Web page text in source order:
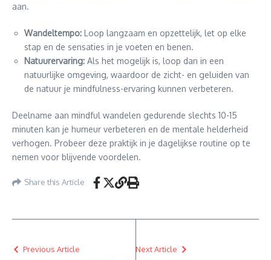
aan.
Wandeltempo: Loop langzaam en opzettelijk, let op elke
stap en de sensaties in je voeten en benen.
Natuurervaring: Als het mogelijk is, loop dan in een
natuurlijke omgeving, waardoor de zicht- en geluiden van
de natuur je mindfulness-ervaring kunnen verbeteren.
Deelname aan mindful wandelen gedurende slechts 10-15
minuten kan je humeur verbeteren en de mentale helderheid
verhogen. Probeer deze praktijk in je dagelijkse routine op te
nemen voor blijvende voordelen.
Share this Article
Previous Article Next Article